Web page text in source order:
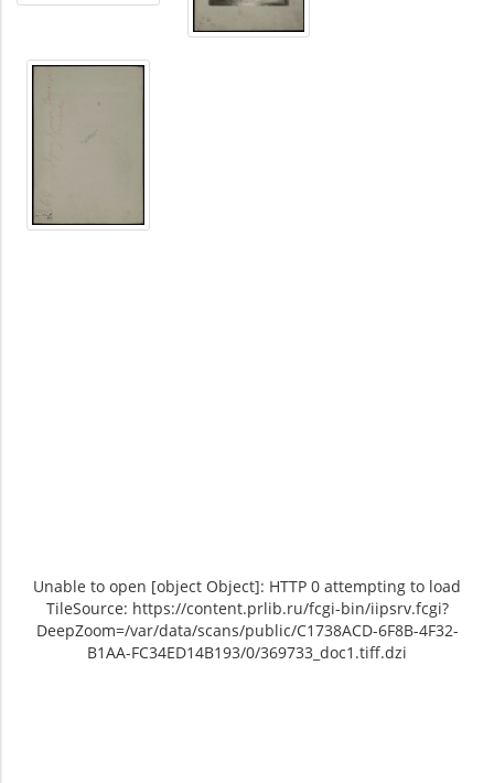
Unable to open [object Object]: HTTP 0 attempting to load
TileSource: https://content.prlib.ru/fcgi-bin/iipsrv.fcgi?
DeepZoom=/var/data/scans/public/C1738ACD-6F8B-4F32-
B1AA-FC34ED14B193/0/369733_doc1.tiff.dzi